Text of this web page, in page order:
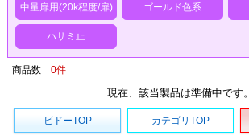
中量扉用(20k程度/扉) ゴールド色系
ハサミ止
商品数 0件
現在、該当製品は準備中です。
ビドーTOP カテゴリTOP